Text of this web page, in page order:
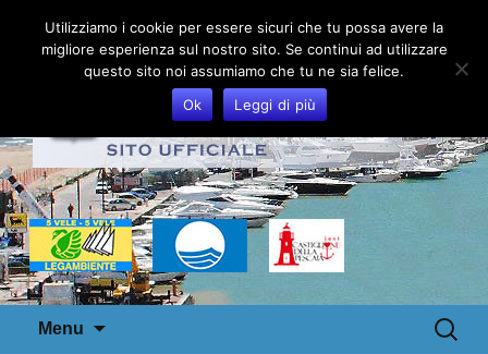
Menu
Ricerca
per:
Utilizziamo i cookie per essere sicuri che tu possa avere la
migliore esperienza sul nostro sito. Se continui ad utilizzare
questo sito noi assumiamo che tu ne sia felice.
Ok
Leggi di più